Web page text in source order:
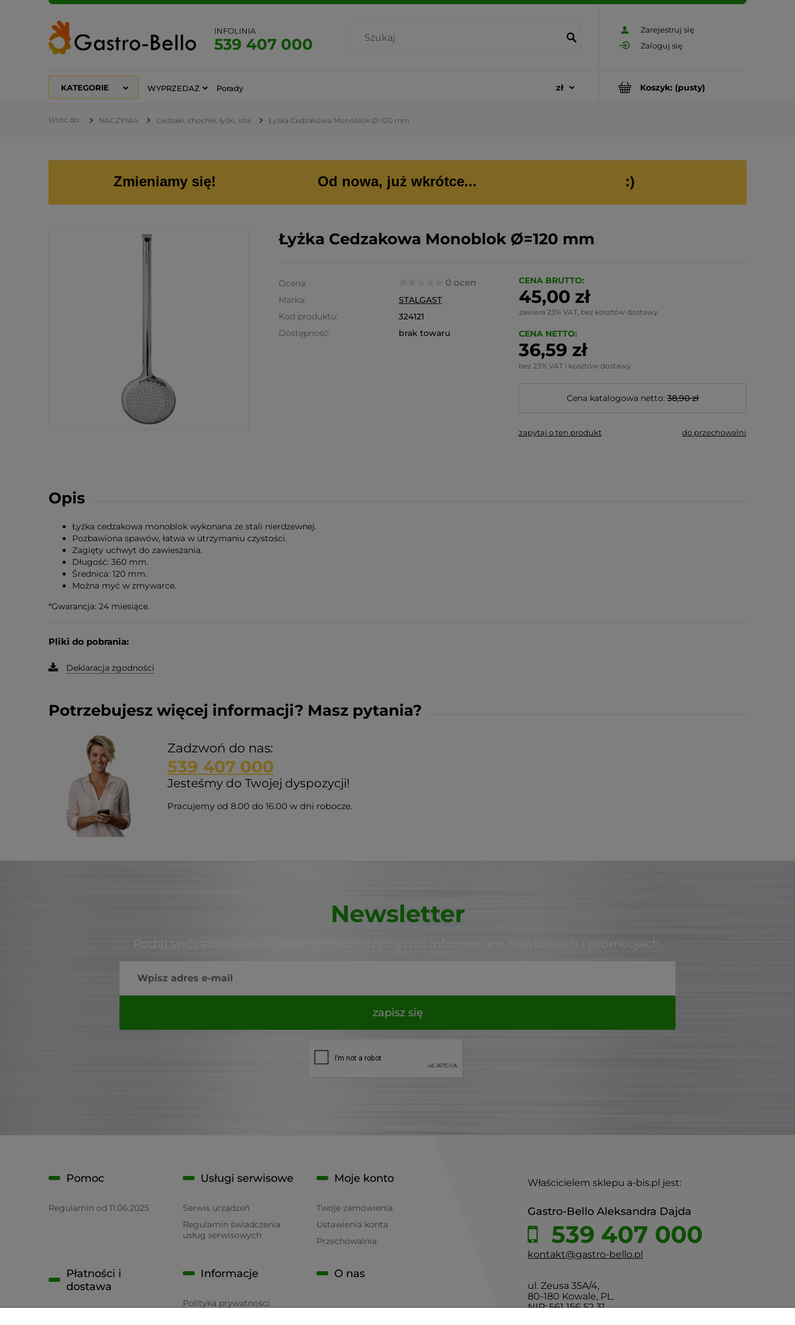
Zarejestruj się
Zaloguj się
INFOLINIA
539 407 000
Koszyk: (pusty)
KATEGORIE WYPRZEDAŻ Porady
NACZYNIA Cedzaki, chochle, łyżki, sita Łyżka Cedzakowa Monoblok Ø=120 mm
Zmieniamy się! Od nowa, już wkrótce... :)
Łyżka Cedzakowa Monoblok Ø=120 mm
Ocena: 0 ocen
Marka:
STALGAST
Kod produktu:
324121
Dostępność:
brak towaru
CENA BRUTTO:
45,00 zł
zawiera 23% VAT, bez kosztów dostawy
CENA NETTO:
36,59 zł
bez 23% VAT i kosztów dostawy
Cena katalogowa netto: 38,90 zł
zapytaj o ten produkt do przechowalni
Opis
Łyżka cedzakowa monoblok wykonana ze stali nierdzewnej.
Pozbawiona spawów, łatwa w utrzymaniu czystości.
Zagięty uchwyt do zawieszania.
Długość: 360 mm.
Średnica: 120 mm.
Można myć w zmywarce.
*Gwarancja: 24 miesiące.
Pliki do pobrania:
Deklaracja zgodności
Potrzebujesz więcej informacji? Masz pytania?
Zadzwoń do nas:
539 407 000
Jesteśmy do Twojej dyspozycji!
Pracujemy od 8.00 do 16.00 w dni robocze.
Newsletter
Podaj swój adres e-mail, jeżeli chcesz otrzymywać informacje o nowościach i promocjach.
zapisz się
Właścicielem sklepu a-bis.pl jest:
Gastro-Bello Aleksandra Dajda
539 407 000
kontakt@gastro-bello.pl
ul. Zeusa 35A/4,
80-180 Kowale, PL.
NIP: 561 156 52 31
Pomoc
Regulamin od 11.06.2025
Usługi serwisowe
Serwis urządzeń
Regulamin świadczenia
usług serwisowych
Moje konto
Twoje zamówienia
Ustawienia konta
Przechowalnia
Płatności i
dostawa
Informacje
Polityka prywatności
O nas